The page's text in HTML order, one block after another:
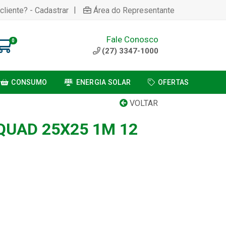
- Cadastrar | Área do Representante
0 Fale Conosco
(27) 3347-1000
CONSUMO ENERGIA SOLAR OFERTAS
VOLTAR
25X25 1M 12